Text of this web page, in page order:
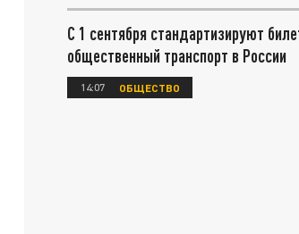
С 1 сентября стандартизируют
общественный транспорт в России
14:07 ОБЩЕСТВО